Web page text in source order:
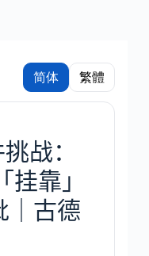
简体 繁體
战：
靠」
｜古德